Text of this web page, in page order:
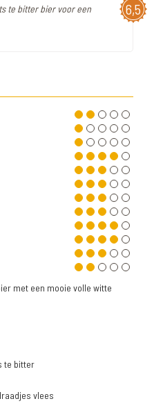
6,5
te bitter bier voor een
met een mooie volle witte
te bitter
vlees